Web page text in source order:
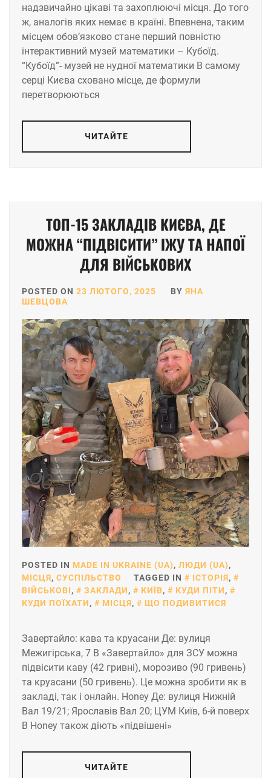
надзвичайно цікаві та захоплюючі місця. До того
ж, аналогів яких немає в країні. Впевнена, таким
місцем обов’язково стане перший повністю
інтерактивний музей математики – Кубоїд.
“Кубоїд”- музей не нудної математики В самому
серці Києва сховано місце, де формули
перетворюються
ЧИТАЙТЕ
ТОП-15 ЗАКЛАДІВ КИЄВА, ДЕ
МОЖНА “ПІДВІСИТИ” ІЖУ ТА НАПОЇ
ДЛЯ ВІЙСЬКОВИХ
POSTED ON 23 ЛЮТОГО, 2025 BY ЯНА
ШЕВЦОВА
POSTED IN MADE IN UKRAINE (UA), ЛЮДИ (UA),
МІСЦЯ, СУСПІЛЬСТВО TAGGED IN ІСТОРІЯ,
ВІЙСЬКОВІ, ЗАКЛАДИ, КИЇВ, КУДИ ПІТИ,
КУДИ ПОЇХАТИ, МІСЦЯ, ЩО ПОДИВИТИСЯ
Завертайло: кава та круасани Де: вулиця
Межигірська, 7 В «Завертайло» для ЗСУ можна
підвісити каву (42 гривні), морозиво (90 гривень)
та круасани (50 гривень). Це можна зробити як в
закладі, так і онлайн. Honey Де: вулиця Нижній
Вал 19/21; Ярославів Вал 20; ЦУМ Київ, 6-й поверх
В Honey також діють «підвішені»
ЧИТАЙТЕ